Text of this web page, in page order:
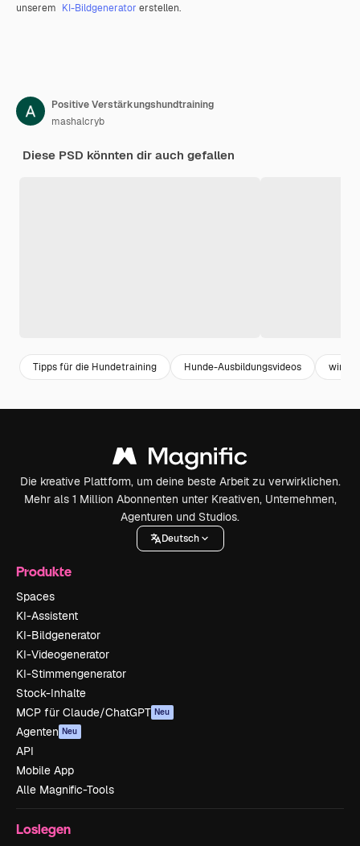
unserem KI-Bildgenerator erstellen.
Positive Verstärkungshundtraining
mashalcryb
Diese PSD könnten dir auch gefallen
Tipps für die Hundetraining Hunde-Ausbildungsvideos
Die kreative Plattform, um deine beste Arbeit zu verwirklichen.
Mehr als 1 Million Abonnenten unter Kreativen, Unternehmen,
Agenturen und Studios.
Deutsch
Produkte
Spaces
KI-Assistent
KI-Bildgenerator
KI-Videogenerator
KI-Stimmengenerator
Stock-Inhalte
MCP für Claude/ChatGPT Neu
Agenten Neu
API
Mobile App
Alle Magnific-Tools
Loslegen